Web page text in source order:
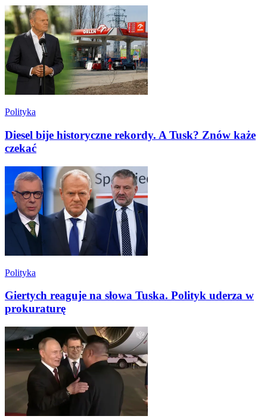
Polityka
Diesel bije historyczne rekordy. A Tusk? Znów każe
czekać
Polityka
Giertych reaguje na słowa Tuska. Polityk uderza w
prokuraturę